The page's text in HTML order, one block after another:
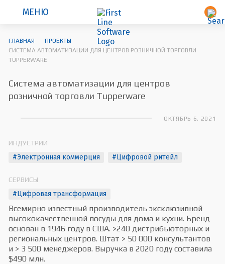
МЕНЮ
ГЛАВНАЯ
ПРОЕКТЫ
CИСТЕМА АВТОМАТИЗАЦИИ ДЛЯ ЦЕНТРОВ РОЗНИЧНОЙ ТОРГОВЛИ
TUPPERWARE
Cистема автоматизации для центров
розничной торговли Tupperware
ОКТЯБРЬ 6, 2021
ИНДУСТРИИ
#Электронная коммерция #Цифровой ритейл
СЕРВИСЫ
#Цифровая трансформация
Всемирно известный производитель эксклюзивной
высококачественной посуды для дома и кухни. Бренд
основан в 1946 году в США. >240 дистрибьюторных и
региональных центров. Штат > 50 000 консультантов
и > 3 500 менеджеров. Выручка в 2020 году составила
$490 млн.